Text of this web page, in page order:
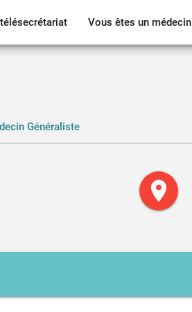
Vous êtes un médecin
location_on